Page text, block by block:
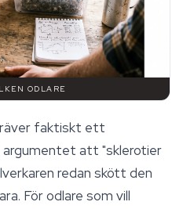
ODLARE
faktiskt ett
att "sklerotier
redan skött den
För odlare som vill